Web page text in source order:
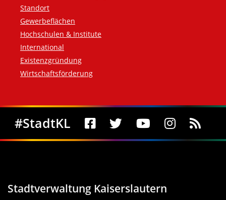
Standort
Gewerbeflächen
Hochschulen & Institute
International
Existenzgründung
Wirtschaftsförderung
Social Media
#StadtKL
Stadtverwaltung Kaiserslautern